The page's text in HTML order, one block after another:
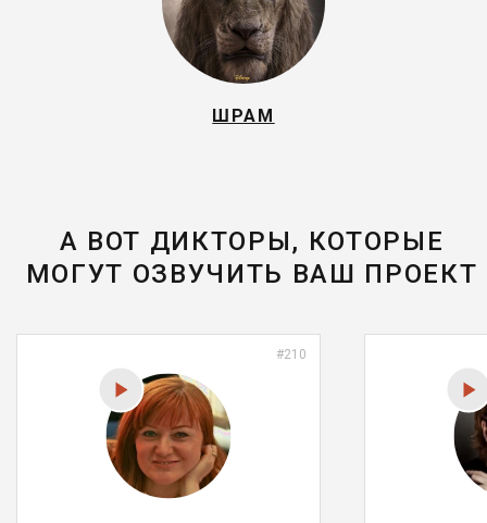
ШРАМ
А ВОТ ДИКТОРЫ, КОТОРЫЕ
МОГУТ ОЗВУЧИТЬ ВАШ ПРОЕКТ
#210